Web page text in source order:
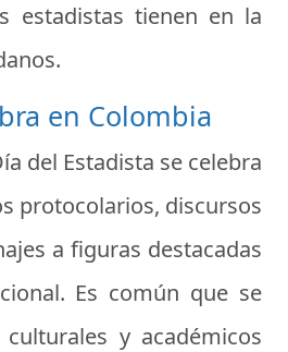
estadistas tienen en la
en Colombia
del Estadista se celebra
protocolarios, discursos
a figuras destacadas
Es común que se
y académicos